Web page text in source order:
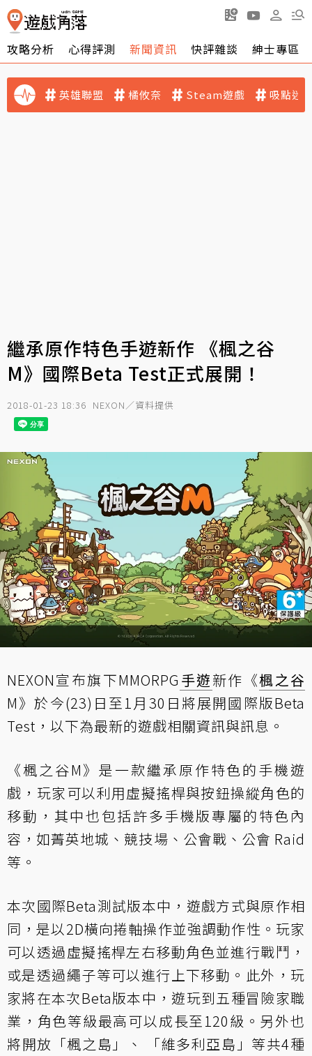
攻略分析 心得評測 新聞資訊 快評雜談 紳士專區
英雄聯盟 橘攸奈 Steam遊戲 吸點迷
繼承原作特色手遊新作 《楓之谷
M》國際Beta Test正式展開！
2018-01-23 18:36 NEXON／資料提供
NEXON宣布旗下MMORPG 手遊新作《楓之谷
M》於今(23)日至1月30日將展開國際版Beta
Test，以下為最新的遊戲相關資訊與訊息。
《楓之谷M》是一款繼承原作特色的手機遊
戲，玩家可以利用虛擬搖桿與按鈕操縱角色的
移動，其中也包括許多手機版專屬的特色內
容，如菁英地城、競技場、公會戰、公會 Raid
等。
本次國際Beta測試版本中，遊戲方式與原作相
同，是以2D橫向捲軸操作並強調動作性。玩家
可以透過虛擬搖桿左右移動角色並進行戰鬥，
或是透過繩子等可以進行上下移動。此外，玩
家將在本次Beta版本中，遊玩到五種冒險家職
業，角色等級最高可以成長至120級。另外也
將開放「楓之島」、 「維多利亞島」等共4種